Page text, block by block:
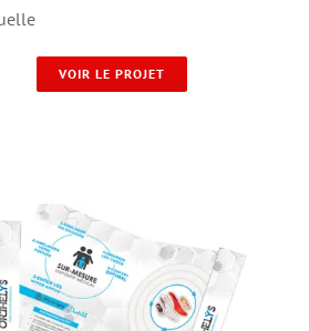
VOIR LE PROJET